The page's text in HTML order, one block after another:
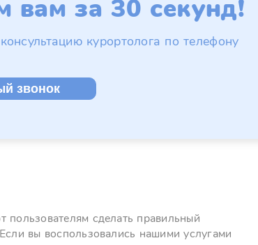
вам за 30 секунд!
курортолога по телефону
звонок
пользователям сделать правильный
вы воспользовались нашими услугами